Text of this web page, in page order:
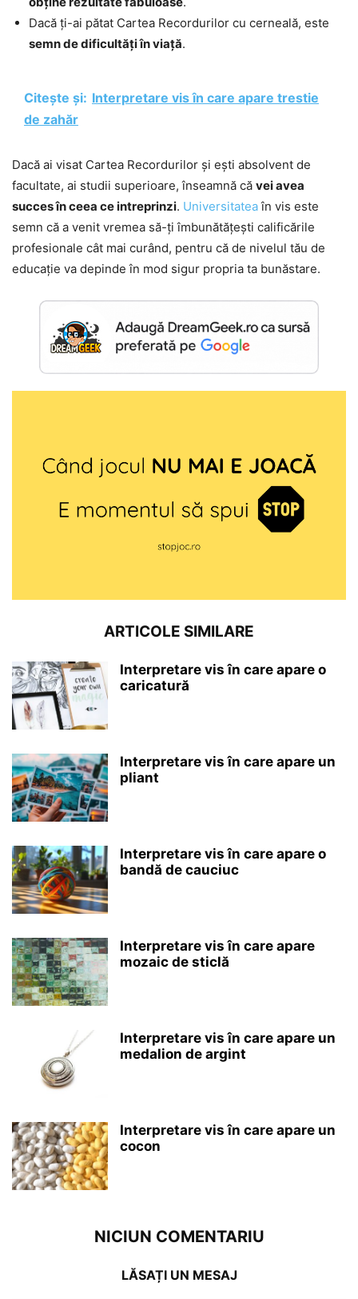
Dacă ți-ai pătat Cartea Recordurilor cu cerneală, este
semn de dificultăți în viață.
Citește și: Interpretare vis în care apare trestie
de zahăr
Dacă ai visat Cartea Recordurilor și ești absolvent de
facultate, ai studii superioare, înseamnă că vei avea
succes în ceea ce intreprinzi. Universitateaîn vis este
semn că a venit vremea să-ți îmbunătățești calificările
profesionale cât mai curând, pentru că de nivelul tău de
educație va depinde în mod sigur propria ta bunăstare.
ARTICOLE SIMILARE
Interpretare vis în care apare o
caricatură
Interpretare vis în care apare un
pliant
Interpretare vis în care apare o
bandă de cauciuc
Interpretare vis în care apare
mozaic de sticlă
Interpretare vis în care apare un
medalion de argint
Interpretare vis în care apare un
cocon
NICIUN COMENTARIU
LĂSAȚI UN MESAJ